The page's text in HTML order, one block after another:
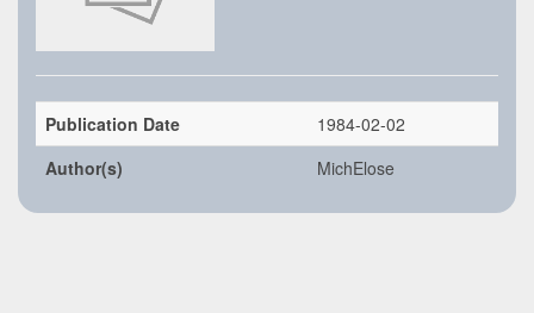
Publication Date
1984-02-02
Author(s)
MichElose